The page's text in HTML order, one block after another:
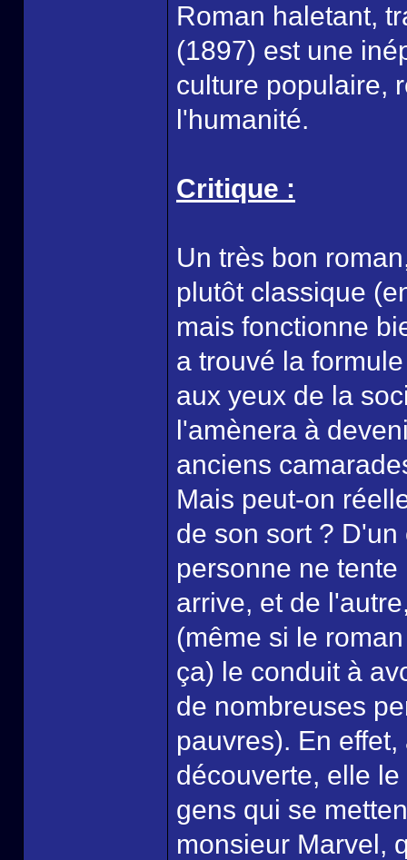
Roman haletant,
(1897) est une
culture populaire,
l'humanité.
Critique :
Un très bon
plutôt classique
mais fonctionne
a trouvé la
aux yeux de la
l'amènera à
anciens
Mais peut-on
de son sort ?
personne ne
arrive, et de
(même si le
ça) le conduit à
de nombreuses
pauvres). En
découverte, elle
gens qui se
monsieur Marvel,